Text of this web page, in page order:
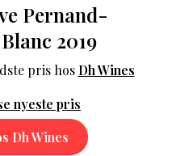
Pernand-
2019
pris hos Dh Wines
nyeste pris
Dh Wines